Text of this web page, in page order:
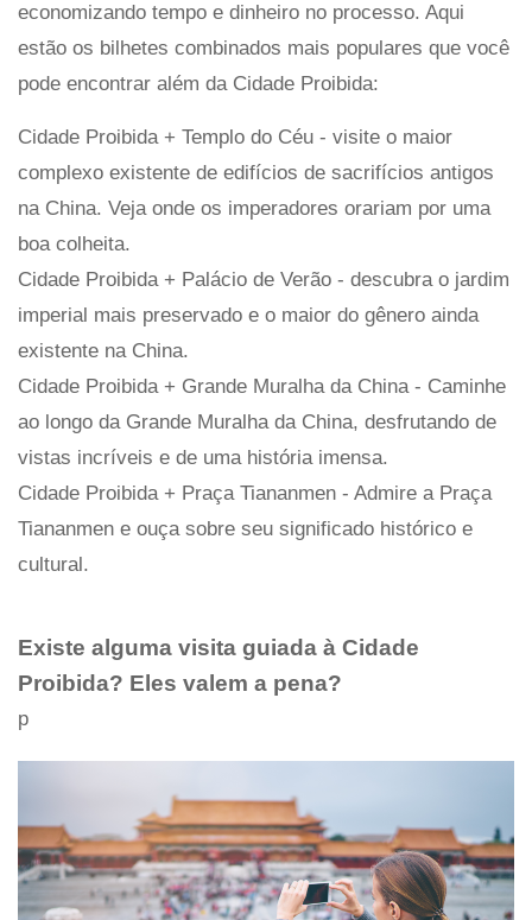
economizando tempo e dinheiro no processo. Aqui
estão os bilhetes combinados mais populares que você
pode encontrar além da Cidade Proibida:
Cidade Proibida + Templo do Céu - visite o maior
complexo existente de edifícios de sacrifícios antigos
na China. Veja onde os imperadores orariam por uma
boa colheita.
Cidade Proibida + Palácio de Verão - descubra o jardim
imperial mais preservado e o maior do gênero ainda
existente na China.
Cidade Proibida + Grande Muralha da China - Caminhe
ao longo da Grande Muralha da China, desfrutando de
vistas incríveis e de uma história imensa.
Cidade Proibida + Praça Tiananmen - Admire a Praça
Tiananmen e ouça sobre seu significado histórico e
cultural.
Existe alguma visita guiada à Cidade
Proibida? Eles valem a pena?
p